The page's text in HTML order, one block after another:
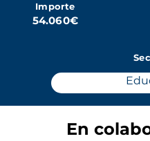
Importe
54.060€
En